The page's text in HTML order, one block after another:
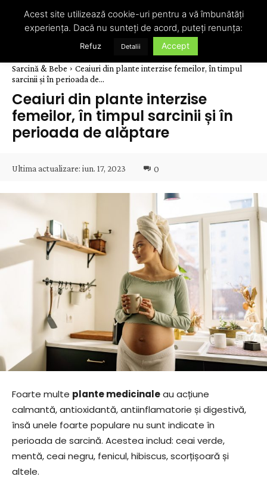
Sarcină & Bebe
Ceaiuri din plante interzise femeilor, în timpul
sarcinii și în perioada de...
Ceaiuri din plante interzise
femeilor, în timpul sarcinii și în
perioada de alăptare
Ultima actualizare: iun. 17, 2023 0
Foarte multe plante medicinaleau acțiune
calmantă, antioxidantă, antiinflamatorie și digestivă,
însă unele foarte populare nu sunt indicate în
perioada de sarcină. Acestea includ: ceai verde,
mentă, ceai negru, fenicul, hibiscus, scorțișoară și
altele.
Acest site utilizează cookie-uri pentru a vă îmbunătăți
experiența. Dacă nu sunteți de acord, puteți renunța:
Refuz Detalii Accept